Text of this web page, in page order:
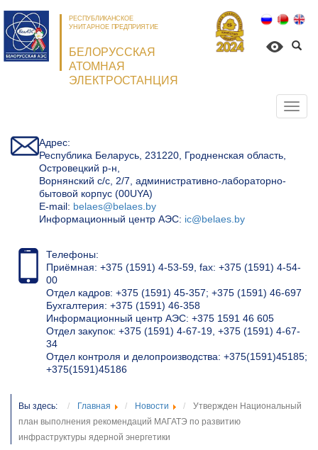
РЕСПУБЛИКАНСКОЕ
УНИТАРНОЕ ПРЕДПРИЯТИЕ
БЕЛОРУССКАЯ
АТОМНАЯ
ЭЛЕКТРОСТАНЦИЯ
Адрес:
Республика Беларусь, 231220, Гродненская область,
Островецкий р-н,
Ворнянский с/с, 2/7, административно-лабораторно-
бытовой корпус (00UYA)
Е-mail: belaes@belaes.by
Информационный центр АЭС: ic@belaes.by
Телефоны:
Приёмная: +375 (1591) 4-53-59, fax: +375 (1591) 4-54-
00
Отдел кадров: +375 (1591) 45-357; +375 (1591) 46-697
Бухгалтерия: +375 (1591) 46-358
Информационный центр АЭС: +375 1591 46 605
Отдел закупок: +375 (1591) 4-67-19, +375 (1591) 4-67-
34
Отдел контроля и делопроизводства: +375(1591)45185;
+375(1591)45186
Вы здесь: Главная Новости
Утвержден Национальный
план выполнения рекомендаций МАГАТЭ по развитию
инфраструктуры ядерной энергетики